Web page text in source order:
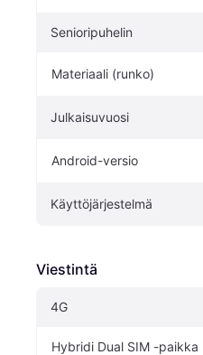
Senioripuhelin
Materiaali (runko)
Julkaisuvuosi
Android-versio
Käyttöjärjestelmä
Viestintä
4G
Hybridi Dual SIM -paikka